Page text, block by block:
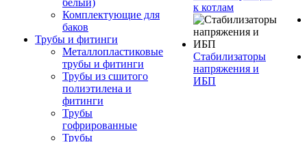
белый)
Комплектующие для
баков
Трубы и фитинги
Металлопластиковые
трубы и фитинги
Трубы из сшитого
полиэтилена и
фитинги
Трубы
гофрированные
Трубы
к котлам
Стабилизаторы
напряжения и
ИБП